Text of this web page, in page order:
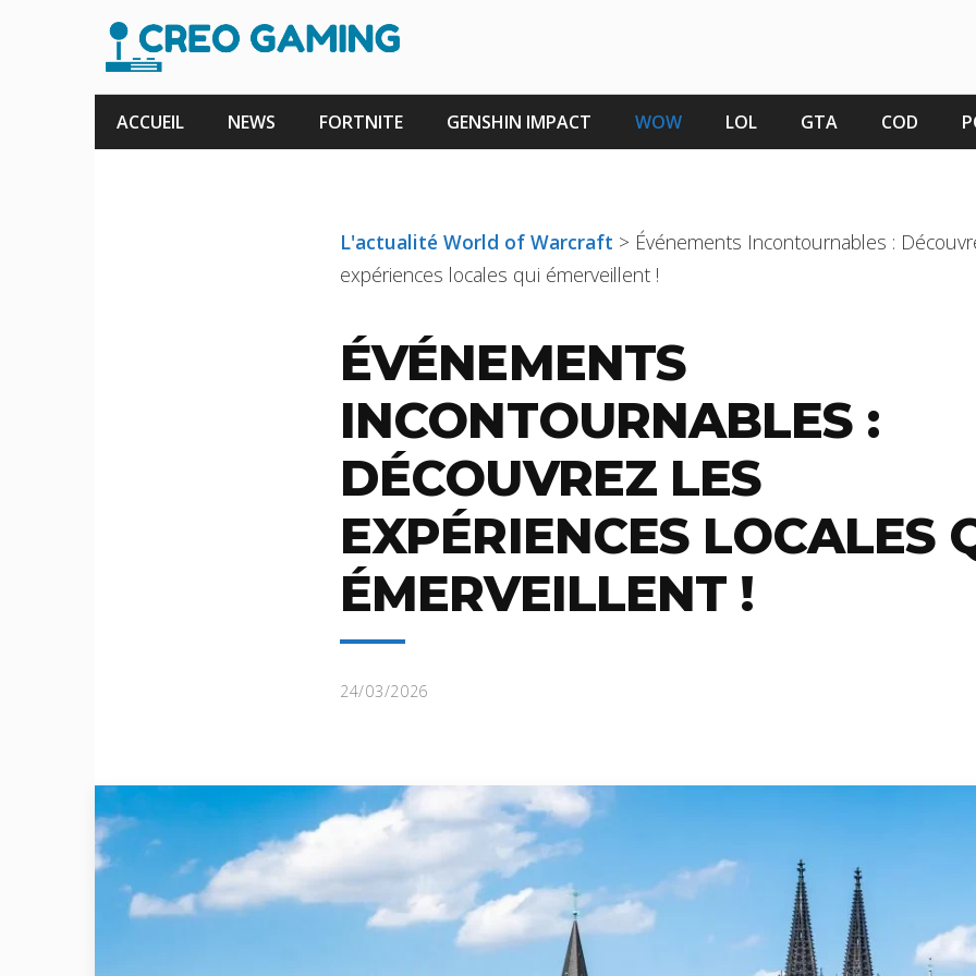
contenu
ACCUEIL NEWS FORTNITE GENSHIN IMPACT WOW LOL GTA COD
L'actualité World of Warcraft > Événements Incontournables :
expériences locales qui émerveillent !
ÉVÉNEMENTS
INCONTOURNABLES :
DÉCOUVREZ LES
EXPÉRIENCES LOCALES
ÉMERVEILLENT !
24/03/2026